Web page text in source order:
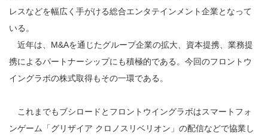
レスなどを幅広く手がける総合エンタテインメント企業となって
いる。
近年は、M&Aを通じたグループ企業の拡大、資本提携、業務提
携によるパートナーシップにも積極的である。今回のフロントウ
イングラボの株式取得もその一環である。
これまでもブシロードとフロントウイングラボはスマートフォ
ンゲーム「グリザイア クロノスリベリオン」の配信などで協業し